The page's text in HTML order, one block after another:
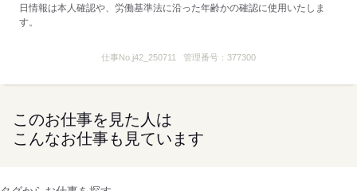
日情報は本人確認や、労働基準法に沿った年齢かの確認に使用いたしま
す。
仕事No. j42_250711 管理番号：377300
このお仕事を見た人は
こんなお仕事も見ています